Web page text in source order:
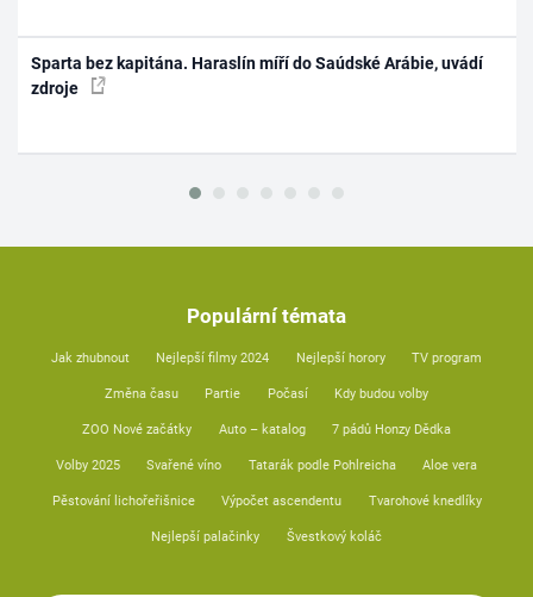
Sparta bez kapitána. Haraslín míří do Saúdské Arábie, uvádí
zdroje
Populární témata
Jak zhubnout Nejlepší filmy 2024 Nejlepší horory TV program
Změna času Partie Počasí Kdy budou volby
ZOO Nové začátky Auto – katalog 7 pádů Honzy Dědka
Volby 2025 Svařené víno Tatarák podle Pohlreicha Aloe vera
Pěstování lichořeřišnice Výpočet ascendentu Tvarohové knedlíky
Nejlepší palačinky Švestkový koláč